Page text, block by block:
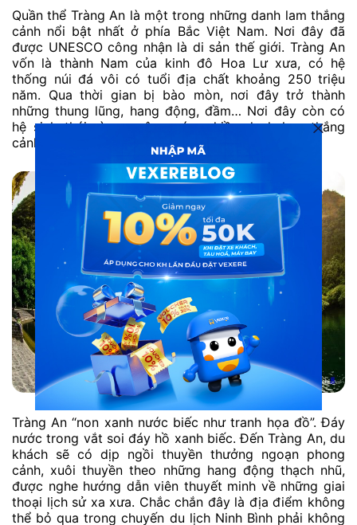
Quần thể Tràng An là một trong những danh lam thắng
cảnh nổi bật nhất ở phía Bắc Việt Nam. Nơi đây đã
được UNESCO công nhận là di sản thế giới. Tràng An
vốn là thành Nam của kinh đô Hoa Lư xưa, có hệ
thống núi đá vôi có tuổi địa chất khoảng 250 triệu
năm. Qua thời gian bị bào mòn, nơi đây trở thành
những thung lũng, hang động, đầm… Nơi đây còn có
hệ sinh thái rừng ngập nước, nhiều danh lam thắng
cảnh gắn với những câu chuyện lịch sử xa xưa.
Tràng An “non xanh nước biếc như tranh họa đồ”. Đáy
nước trong vắt soi đáy hồ xanh biếc. Đến Tràng An, du
khách sẽ có dịp ngồi thuyền thưởng ngoạn phong
cảnh, xuôi thuyền theo những hang động thạch nhũ,
được nghe hướng dẫn viên thuyết minh về những giai
thoại lịch sử xa xưa. Chắc chắn đây là địa điểm không
thể bỏ qua trong chuyến du lịch Ninh Bình phải không